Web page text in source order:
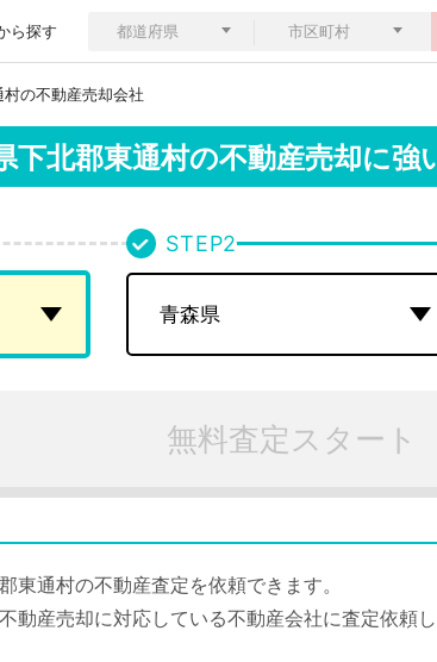
ら探す
の不動産売却会社
下北郡東通村の不動産売却に強
STEP2
無料査定スタート
東通村の不動産査定を依頼できます。
動産売却に対応している不動産会社に査定依頼し